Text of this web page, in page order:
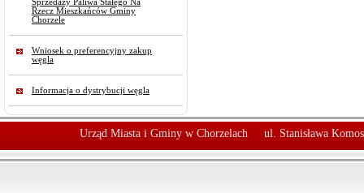
Sprzedaży Paliwa Stałego Na
Rzecz Mieszkańców Gminy
Chorzele
Wniosek o preferencyjny zakup
węgla
Informacja o dystrybucji węgla
Urząd Miasta i Gminy w Chorzelach ul. Stanisława